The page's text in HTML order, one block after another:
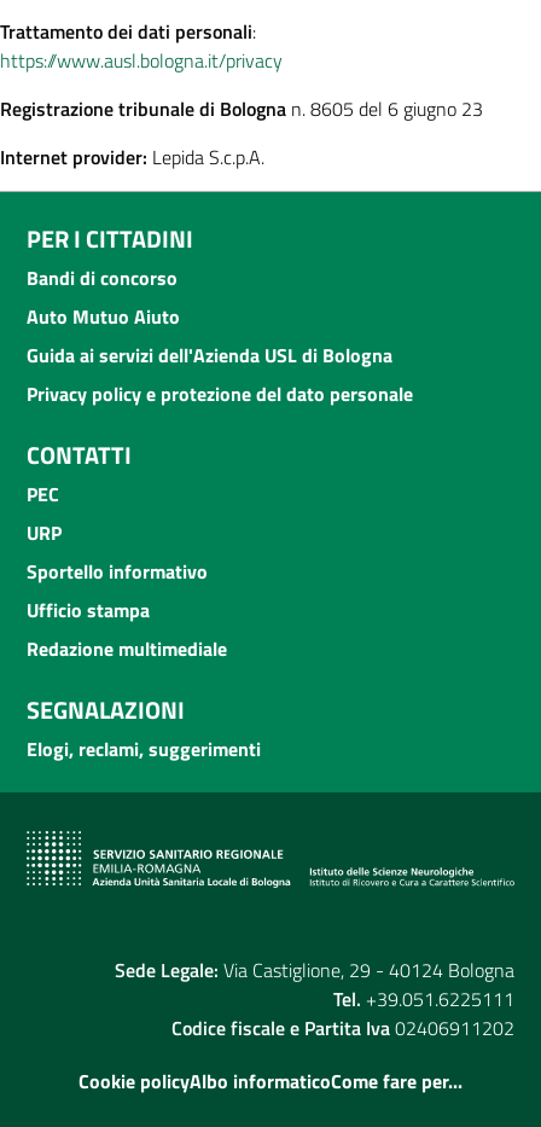
Trattamento dei dati personali:
https://www.ausl.bologna.it/privacy
Registrazione tribunale di Bologna n. 8605 del 6 giugno 23
Internet provider: Lepida S.c.p.A.
PER I CITTADINI
Bandi di concorso
Auto Mutuo Aiuto
Guida ai servizi dell'Azienda USL di Bologna
Privacy policy e protezione del dato personale
CONTATTI
PEC
URP
Sportello informativo
Ufficio stampa
Redazione multimediale
SEGNALAZIONI
Elogi, reclami, suggerimenti
Sede Legale: Via Castiglione, 29 - 40124 Bologna
Tel. +39.051.6225111
Codice fiscale e Partita Iva02406911202
Cookie policyAlbo informaticoCome fare per...